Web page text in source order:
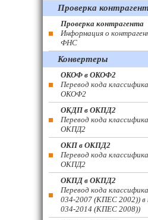
Проверка
Проверка контрагента
Информация о
ФНС
Конвертеры
ОКОФ в ОКОФ2
Перевод кода
ОКОФ2
ОКДП в ОКПД2
Перевод кода
ОКПД2
ОКП в ОКПД2
Перевод кода
ОКПД2
ОКПД в ОКПД2
Перевод кода
034-2007 (КПЕС 2002))
034-2014 (КПЕС 2008))